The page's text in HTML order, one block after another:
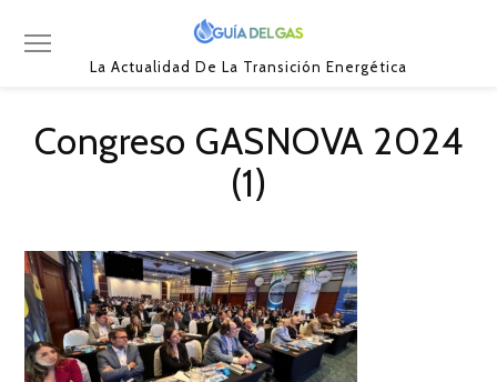
La Actualidad De La Transición Energética
Congreso GASNOVA 2024
(1)